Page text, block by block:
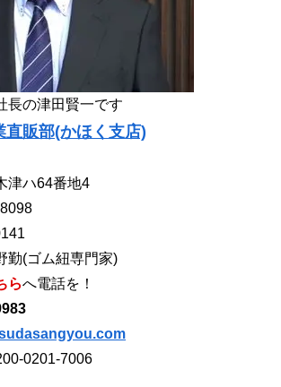
の津田賢一です
直販部(かほく支店)
津ハ64番地4
勤(ゴム紐専門家)
らへ電話を！
0201-7006